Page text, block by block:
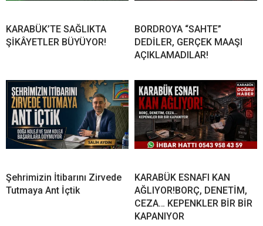
KARABÜK’TE SAĞLIKTA
ŞİKÂYETLER BÜYÜYOR!
BORDROYA “SAHTE”
DEDİLER, GERÇEK MAAŞI
AÇIKLAMADILAR!
Şehrimizin İtibarını Zirvede
Tutmaya Ant İçtik
KARABÜK ESNAFI KAN
AĞLIYOR!BORÇ, DENETİM,
CEZA… KEPENKLER BİR BİR
KAPANIYOR